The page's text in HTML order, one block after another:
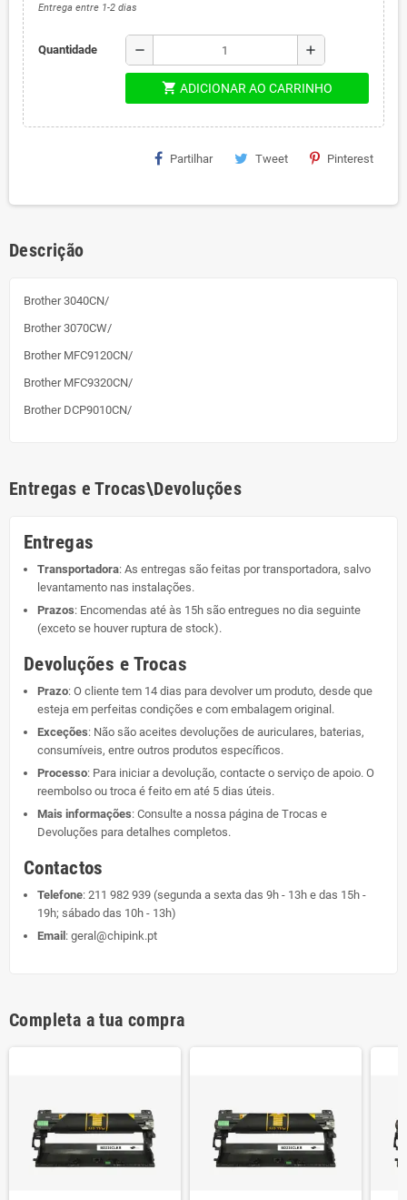
Entrega entre 1-2 dias
Quantidade remove add
shopping_cart ADICIONAR AO CARRINHO
Partilhar Tweet Pinterest
Descrição
Brother 3040CN/
Brother 3070CW/
Brother MFC9120CN/
Brother MFC9320CN/
Brother DCP9010CN/
Entregas e Trocas\Devoluções
Entregas
Transportadora: As entregas são feitas por transportadora, salvo
levantamento nas instalações.
Prazos: Encomendas até às 15h são entregues no dia seguinte
(exceto se houver ruptura de stock).
Devoluções e Trocas
Prazo: O cliente tem 14 dias para devolver um produto, desde que
esteja em perfeitas condições e com embalagem original.
Exceções: Não são aceites devoluções de auriculares, baterias,
consumíveis, entre outros produtos específicos.
Processo: Para iniciar a devolução, contacte o serviço de apoio. O
reembolso ou troca é feito em até 5 dias úteis.
Mais informações: Consulte a nossa página de Trocas e
Devoluções para detalhes completos.
Contactos
Telefone: 211 982 939 (segunda a sexta das 9h - 13h e das 15h -
19h; sábado das 10h - 13h)
Email : geral@chipink.pt
Completa a tua compra